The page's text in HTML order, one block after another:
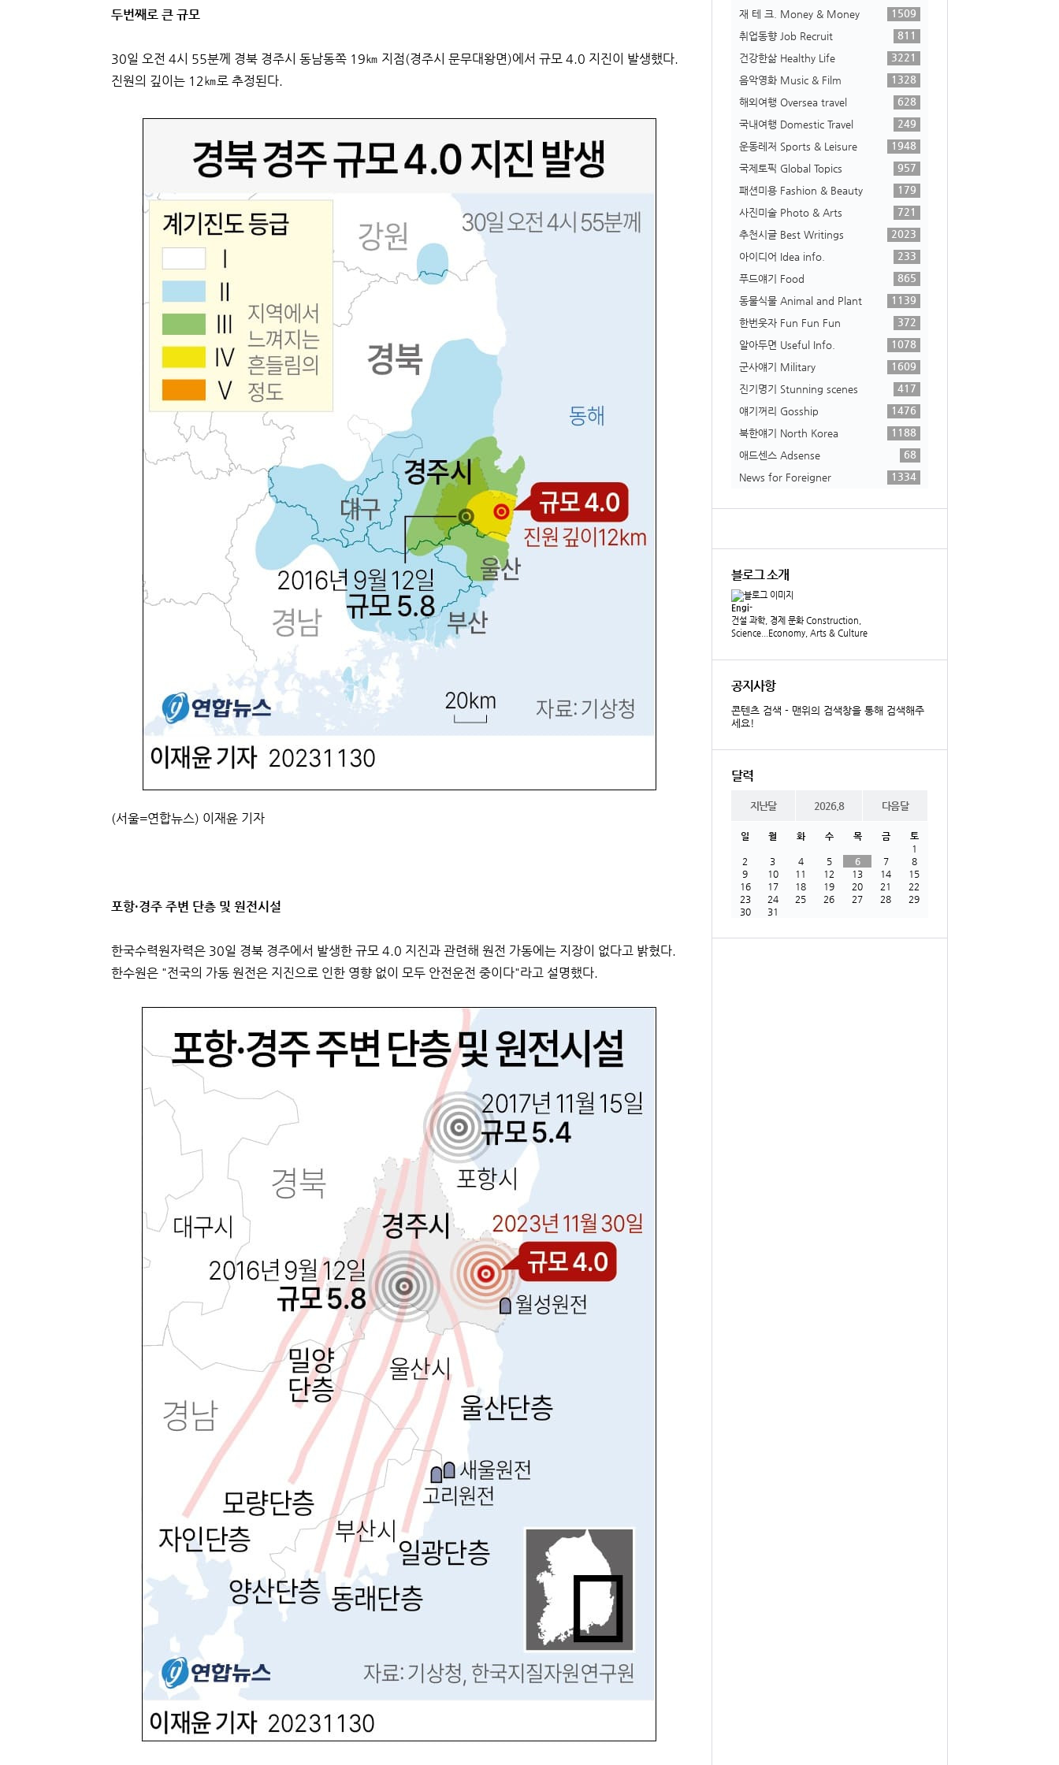
두번째로 큰 규모
30일 오전 4시 55분께 경북 경주시 동남동쪽 19㎞ 지점(경주시 문무대왕면)에서 규모 4.0 지진이 발생했다.
진원의 깊이는 12㎞로 추정된다.
(서울=연합뉴스) 이재윤 기자
포항·경주 주변 단층 및 원전시설
한국수력원자력은 30일 경북 경주에서 발생한 규모 4.0 지진과 관련해 원전 가동에는 지장이 없다고 밝혔다.
한수원은 "전국의 가동 원전은 지진으로 인한 영향 없이 모두 안전운전 중이다"라고 설명했다.
재 테 크. Money & Money
1509
취업동향 Job Recruit
811
건강한삶 Healthy Life
3221
음악영화 Music & Film
1328
해외여행 Oversea travel
628
국내여행 Domestic Travel
249
운동레저 Sports & Leisure
1948
국제토픽 Global Topics
957
패션미용 Fashion & Beauty
179
사진미술 Photo & Arts
721
추천시글 Best Writings
2023
아이디어 Idea info.
233
푸드얘기 Food
865
동물식물 Animal and Plant
1139
한번웃자 Fun Fun Fun
372
알아두면 Useful Info.
1078
군사얘기 Military
1609
진기명기 Stunning scenes
417
얘기꺼리 Gosship
1476
북한얘기 North Korea
1188
애드센스 Adsense
68
News for Foreigner
1334
블로그 소개
Engi-
건설 과학, 경제 문화 Construction,
Science...Economy, Arts & Culture
공지사항
콘텐츠 검색 - 맨위의 검색창을 통해 검색해주
세요!
달력
지난달 2026.8 다음달
일 월 화 수 목 금
토
1
2
3 4 5 6 7
8
9
10 11 12 13 14
15
16
17 18 19 20 21
22
23
24 25 26 27 28
29
30
31